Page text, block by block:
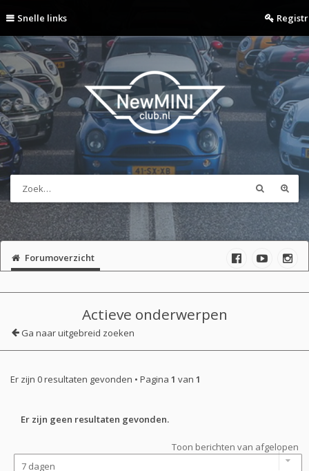
Snelle links
Forumoverzicht
Actieve onderwerpen
Ga naar uitgebreid zoeken
Er zijn 0 resultaten gevonden • Pagina 1 van 1
Er zijn geen resultaten gevonden.
Toon berichten van afgelopen